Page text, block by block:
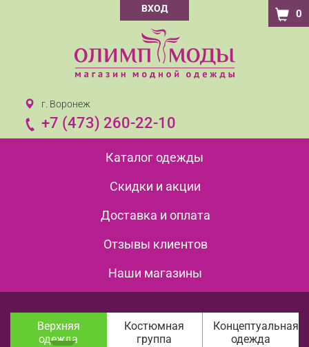
ВХОД 0
г. Воронеж
+7 (473) 260-22-10
Каталог одежды
Скидки и акции
Доставка и оплата
Отзывы клиентов
Наши магазины
Верхняя
одежда
Костюмная
группа
Концептуальная
одежда